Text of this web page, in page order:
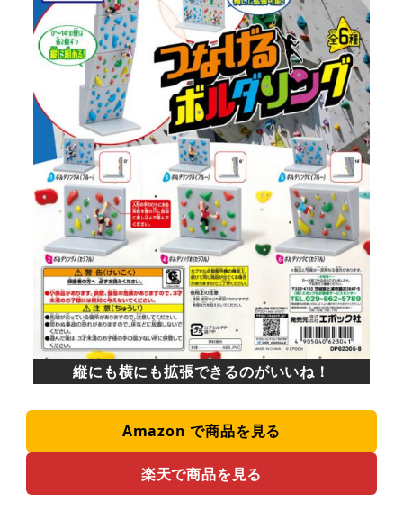
縦にも横にも拡張できるのがいいね！
Amazon で商品を見る
楽天で商品を見る